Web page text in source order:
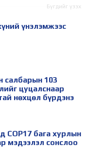
Монгол
хүрээнд
Бүгдийг үзэх
үнэлэмжээс
салбарын 103
цуцалснаар
нөхцөл бүрдэнэ
COP17 бага хурлын
мэдээлэл сонслоо